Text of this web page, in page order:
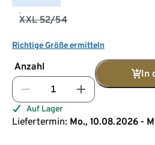
XXL 52/54
Richtige Größe ermitteln
Anzahl
In
Auf Lager
Liefertermin: Mo., 10.08.2026 -